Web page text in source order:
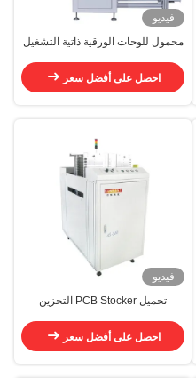
فيديو
محمول للوحات الورقية ذاتية التشغيل
التشغيل
احصل على أفضل سعر
فيديو
تحميل PCB Stocker التخزين
احصل على أفضل سعر